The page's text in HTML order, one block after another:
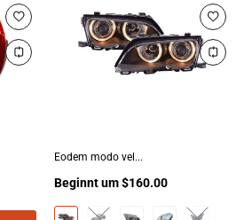
Eodem modo vel...
Beginnt um$160.00